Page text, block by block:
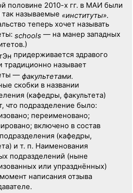
половине 2010-х гг. в МАИ были
называемые «институты».
теперь хочет называть
schools — на манер западных
придерживается здравого
традиционно называет
— факультетами.
скобки в названии
(кафедры, факультета)
что подразделение было:
переименовано;
включено в состав
(кафедры,
и т. п. Наименования
подразделений (ныне
или упразднённых)
написания отзыва